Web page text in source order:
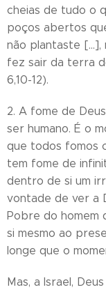
cheias de tudo o
poços abertos
não plantaste
fez sair da terra
6,10-12).
2. A fome de
ser humano. É o
que todos fomos
tem fome de
dentro de si um
vontade de ver a
Pobre do homem
si mesmo ao
longe que o
Mas, a Israel,